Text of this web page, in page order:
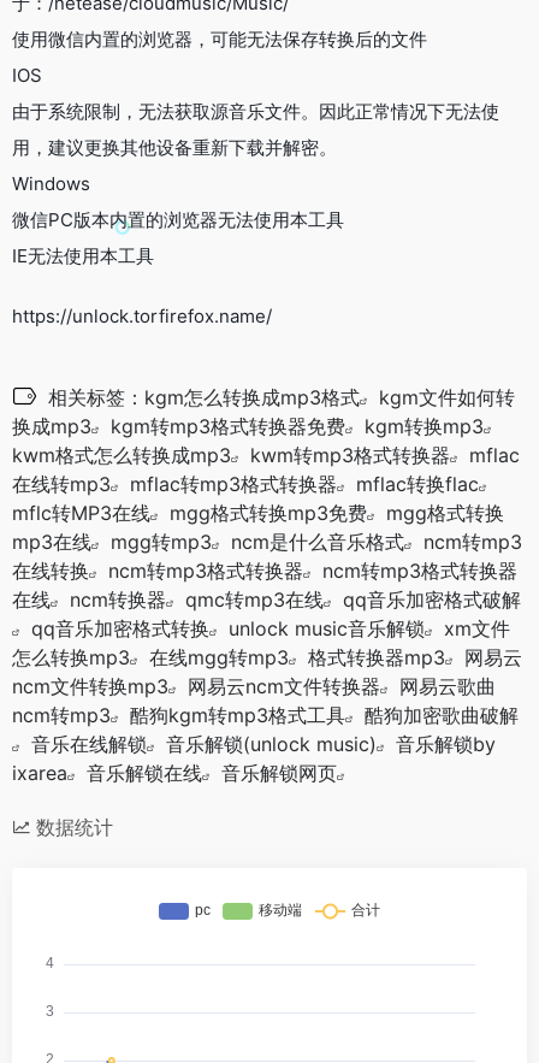
使用微信内置的浏览器，可能无法保存转换后的文件
IOS
由于系统限制，无法获取源音乐文件。因此正常情况下无法使
用，建议更换其他设备重新下载并解密。
Windows
微信PC版本内置的浏览器无法使用本工具
IE无法使用本工具
https://unlock.torfirefox.name/
相关标签： kgm怎么转换成mp3格式
kgm文件如何转
换成mp3
kgm转mp3格式转换器免费
kgm转换mp3
kwm格式怎么转换成mp3
kwm转mp3格式转换器
mflac
在线转mp3
mflac转mp3格式转换器
mflac转换flac
mflc转MP3在线
mgg格式转换mp3免费
mgg格式转换
mp3在线
mgg转mp3 ncm是什么音乐格式
ncm转mp3
在线转换
ncm转mp3格式转换器
ncm转mp3格式转换器
在线
ncm转换器 qmc转mp3在线
qq音乐加密格式破解
qq音乐加密格式转换
unlock music音乐解锁
xm文件
怎么转换mp3
在线mgg转mp3 格式转换器mp3
网易云
ncm文件转换mp3
网易云ncm文件转换器
网易云歌曲
ncm转mp3
酷狗kgm转mp3格式工具
酷狗加密歌曲破解
音乐在线解锁
音乐解锁(unlock music)
音乐解锁by
ixarea
音乐解锁在线 音乐解锁网页
数据统计